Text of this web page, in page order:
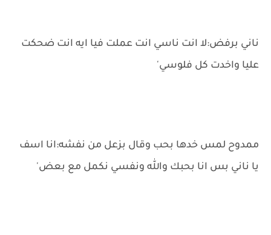
ناني برفض:لا انت ناسي انت عملت فيا ايه انت ضحكت
عليا واخدت كل فلوسي'
ممدوح لمس خدها بحب وقال بزعل من نفشه:انا اسف
يا ناني بس انا بحبك والله ونفسي نكمل مع بعض'